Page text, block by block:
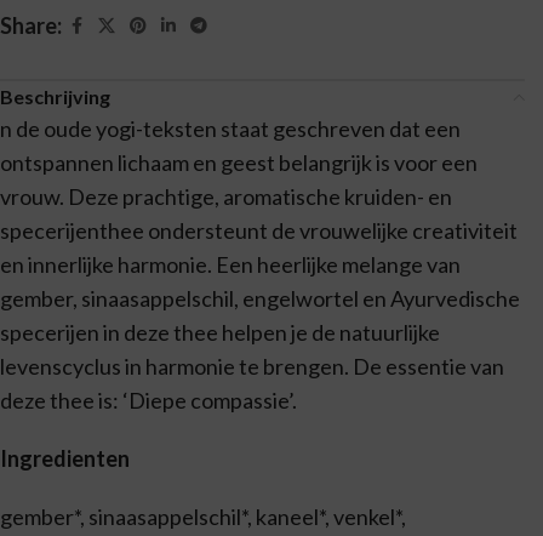
Share:
Beschrijving
n de oude yogi-teksten staat geschreven dat een
ontspannen lichaam en geest belangrijk is voor een
vrouw. Deze prachtige, aromatische kruiden- en
specerijenthee ondersteunt de vrouwelijke creativiteit
en innerlijke harmonie. Een heerlijke melange van
gember, sinaasappelschil, engelwortel en Ayurvedische
specerijen in deze thee helpen je de natuurlijke
levenscyclus in harmonie te brengen. De essentie van
deze thee is: ‘Diepe compassie’.
Ingredienten
gember*, sinaasappelschil*, kaneel*, venkel*,